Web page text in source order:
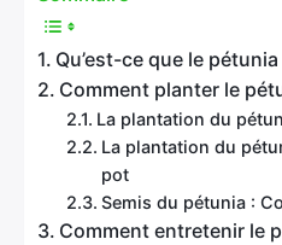
Qu’est-ce que le pétunia
Comment planter le
La plantation du
La plantation du
pot
Semis du pétunia :
Comment entretenir le